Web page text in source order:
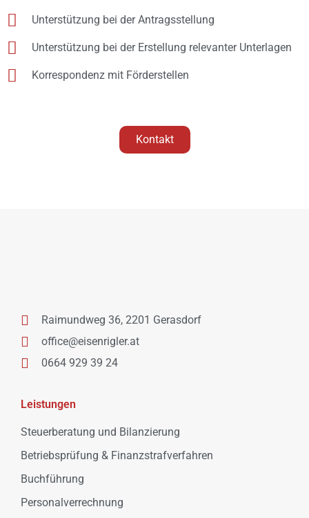
Unterstützung bei der Antragsstellung
Unterstützung bei der Erstellung relevanter Unterlagen
Korrespondenz mit Förderstellen
Kontakt
Raimundweg 36, 2201 Gerasdorf
office@eisenrigler.at
0664 929 39 24
Leistungen
Steuerberatung und Bilanzierung
Betriebsprüfung & Finanzstrafverfahren
Buchführung
Personalverrechnung